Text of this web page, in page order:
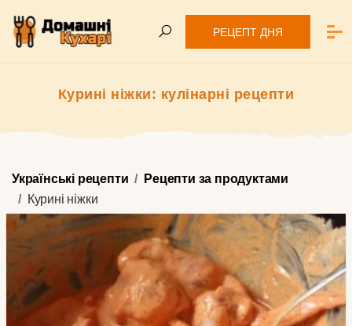
РЕЦЕПТ ДНЯ
Курині ніжки: кулінарні рецепти
Українські рецепти
Рецепти за продуктами
Курині ніжки